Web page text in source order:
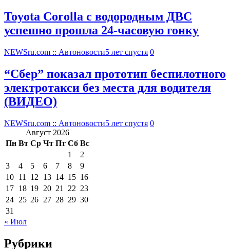
Toyota Corolla с водородным ДВС
успешно прошла 24-часовую гонку
NEWSru.com :: Автоновости5 лет спустя 0
“Сбер” показал прототип беспилотного
электротакси без места для водителя
(ВИДЕО)
NEWSru.com :: Автоновости5 лет спустя 0
Август 2026
Пн Вт Ср Чт Пт Сб Вс
1
2
3
4 5 6 7 8
9
10 11 12 13 14 15 16
17 18 19 20 21 22 23
24 25 26 27 28 29 30
31
« Июл
Рубрики